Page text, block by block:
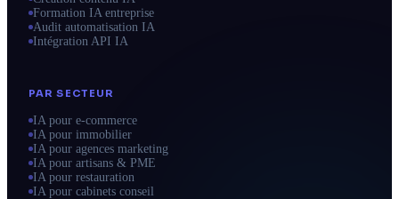
Formation IA entreprise
Audit automatisation IA
Intégration API IA
PAR SECTEUR
IA pour e-commerce
IA pour immobilier
IA pour agences marketing
IA pour artisans & PME
IA pour restauration
IA pour cabinets conseil